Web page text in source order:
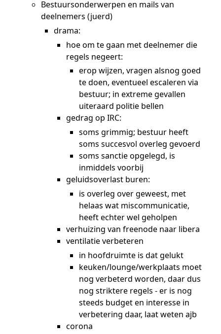
Bestuursonderwerpen en mails van
deelnemers (juerd)
drama:
hoe om te gaan met deelnemer die
regels negeert:
erop wijzen, vragen alsnog goed
te doen, eventueel escaleren via
bestuur; in extreme gevallen
uiteraard politie bellen
gedrag op IRC:
soms grimmig; bestuur heeft
soms succesvol overleg gevoerd
soms sanctie opgelegd, is
inmiddels voorbij
geluidsoverlast buren:
is overleg over geweest, met
helaas wat miscommunicatie,
heeft echter wel geholpen
verhuizing van freenode naar libera
ventilatie verbeteren
in hoofdruimte is dat gelukt
keuken/lounge/werkplaats moet
nog verbeterd worden, daar dus
nog striktere regels - er is nog
steeds budget en interesse in
verbetering daar, laat weten ajb
corona